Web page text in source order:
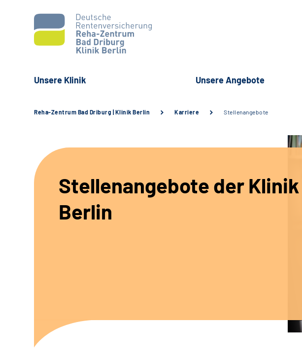
Unsere Klinik Unsere Angebote
Reha-Zentrum Bad Driburg | Klinik Berlin Karriere Stellenangebote
Stellenangebote der Klinik
Berlin